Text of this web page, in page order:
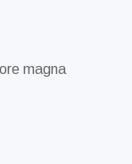
magna